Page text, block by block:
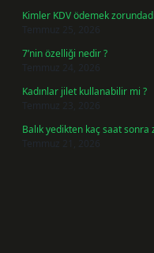
Kimler KDV ödemek
Temmuz 25, 2026
7’nin özelliği nedir ?
Temmuz 24, 2026
Kadınlar jilet kullanabilir mi ?
Temmuz 23, 2026
Balık yedikten kaç saat sonra
Temmuz 21, 2026